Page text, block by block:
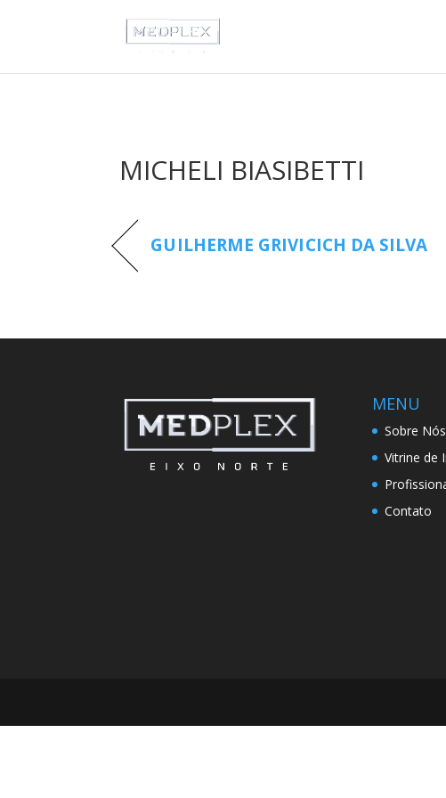
MICHELI BIASIBETTI
GUILHERME GRIVICICH DA SILVA
MENU
Sobre Nós
Vitrine de
Contato